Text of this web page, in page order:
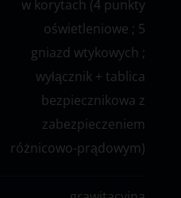
w korytach (4 punkty
oświetleniowe ; 5
gniazd wtykowych ;
wyłącznik + tablica
bezpiecznikowa z
zabezpieczeniem
różnicowo-prądowym)